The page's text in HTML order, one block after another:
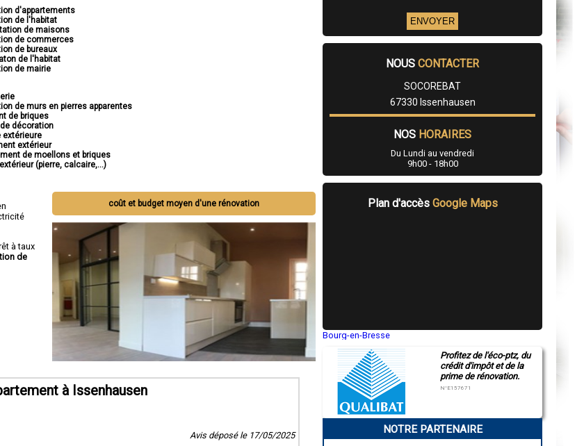
d'appartements
de l'habitat
de maisons
de commerces
de bureaux
de l'habitat
de mairie
de murs en pierres apparentes
de briques
décoration
extérieure
extérieur
de moellons et briques
(pierre, calcaire,...)
coût et budget moyen d'une rénovation
à taux
de
à Issenhausen
Avis déposé le 17/05/2025
NOUS CONTACTER
SOCOREBAT
67330 Issenhausen
NOS HORAIRES
Du Lundi au vendredi
9h00 - 18h00
Plan d'accès Google Maps
Bourg-en-Bresse
Montluçon
Manosque
Gap
Charleville-Mézières
Pamiers
Narbonne
Profitez de l'éco-ptz, du
crédit d'impôt et de la
prime de rénovation.
N°E157671
NOTRE PARTENAIRE